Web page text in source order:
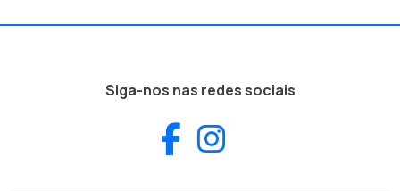
Siga-nos nas redes sociais
Facebook